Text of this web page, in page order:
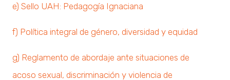
e) Sello UAH: Pedagogía Ignaciana
f) Política integral de género, diversidad y equidad
g) Reglamento de abordaje ante situaciones de
acoso sexual, discriminación y violencia de